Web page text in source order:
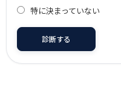
特に決まっていない
診断する